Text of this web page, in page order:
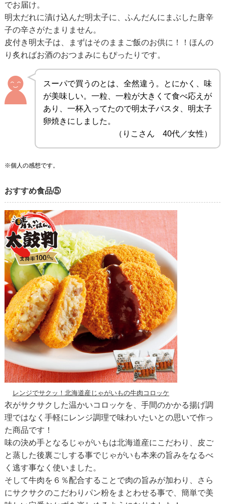
でお届け。
明太だれに漬け込んだ明太子に、ふんだんにまぶした唐辛
子の辛さがたまりません。
皮付き明太子は、まずはそのままご飯のお供に！！ほんの
り炙ればお酒のおつまみにもぴったりです。
スーパで買うのとは、全然違う。とにかく、味
が美味しい。一粒、一粒が大きくて食べ応えが
あり、一杯入ってたので明太子パスタ、明太子
卵焼きにしました。
（りこさん 40代／女性）
※個人の感想です。
おすすめ食品⑤
レンジでサクッ！北海道産じゃがいもの牛肉コロッケ
衣がサクサクした温かいコロッケを、手間のかかる揚げ調
理ではなく手軽にレンジ調理で味わいたいとの思いで作っ
た商品です！
味の決め手となるじゃがいもは北海道産にこだわり、皮ご
と蒸した後裏ごしする事でじゃがいも本来の旨みをなるべ
く逃す事なく使いました。
そして牛肉を６％配合することで肉の旨みが加わり、さら
にサクサクのこだわりパン粉をまとわせる事で、簡単で美